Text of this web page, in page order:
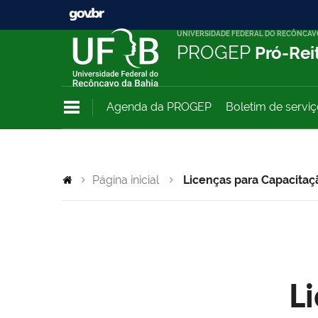
UNIVERSIDADE FEDERAL DO
PROGEP Pró-
Agenda da PROGEP Boletim de
Página inicial Licenças para